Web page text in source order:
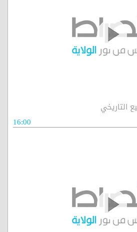
16:00